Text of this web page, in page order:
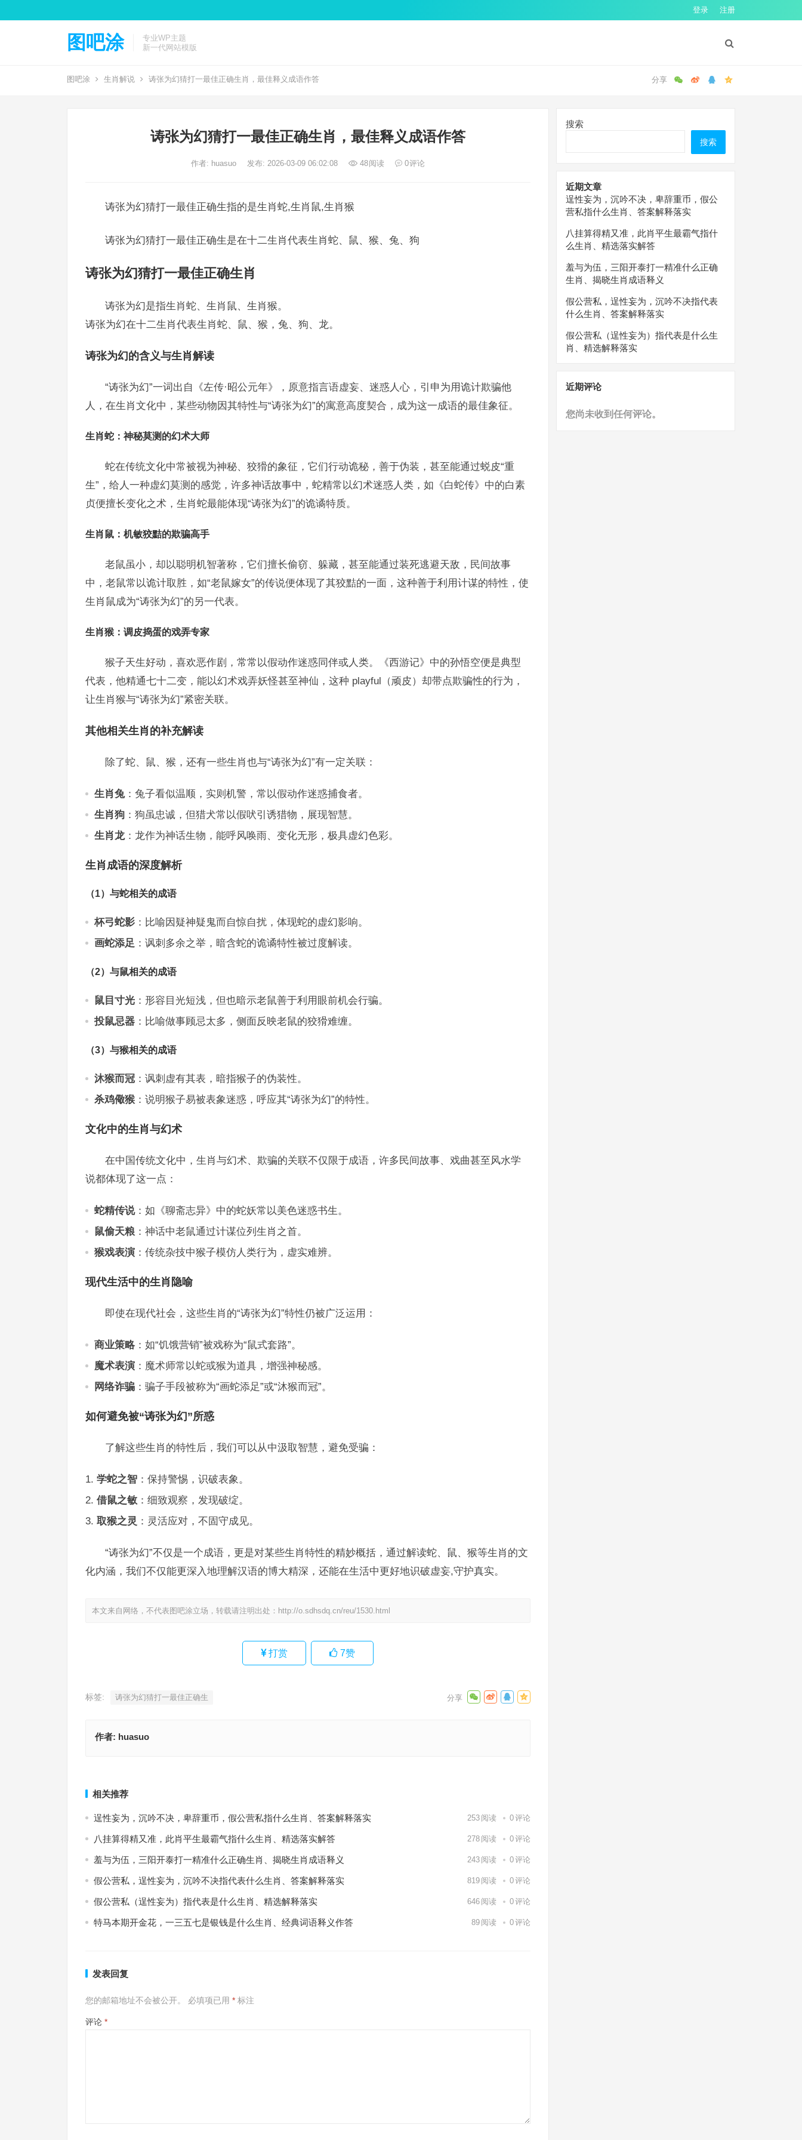
登录 注册
图吧涂
专业WP主题
新一代网站模版
图吧涂 生肖解说 诪张为幻猜打一最佳正确生肖，最佳释义成语作答
诪张为幻猜打一最佳正确生肖，最佳释义成语作答
作者: huasuo 发布: 2026-03-09 06:02:08 48阅读 0评论
诪张为幻猜打一最佳正确生指的是生肖蛇,生肖鼠,生肖猴
诪张为幻猜打一最佳正确生是在十二生肖代表生肖蛇、鼠、猴、兔、狗
诪张为幻猜打一最佳正确生肖
诪张为幻是指生肖蛇、生肖鼠、生肖猴。
诪张为幻在十二生肖代表生肖蛇、鼠、猴，兔、狗、龙。
诪张为幻的含义与生肖解读
“诪张为幻”一词出自《左传·昭公元年》，原意指言语虚妄、迷惑人心，引申为用诡计欺骗他
人，在生肖文化中，某些动物因其特性与“诪张为幻”的寓意高度契合，成为这一成语的最佳象征。
生肖蛇：神秘莫测的幻术大师
蛇在传统文化中常被视为神秘、狡猾的象征，它们行动诡秘，善于伪装，甚至能通过蜕皮“重
生”，给人一种虚幻莫测的感觉，许多神话故事中，蛇精常以幻术迷惑人类，如《白蛇传》中的白素
贞便擅长变化之术，生肖蛇最能体现“诪张为幻”的诡谲特质。
生肖鼠：机敏狡黠的欺骗高手
老鼠虽小，却以聪明机智著称，它们擅长偷窃、躲藏，甚至能通过装死逃避天敌，民间故事
中，老鼠常以诡计取胜，如“老鼠嫁女”的传说便体现了其狡黠的一面，这种善于利用计谋的特性，使
生肖鼠成为“诪张为幻”的另一代表。
生肖猴：调皮捣蛋的戏弄专家
猴子天生好动，喜欢恶作剧，常常以假动作迷惑同伴或人类。《西游记》中的孙悟空便是典型
代表，他精通七十二变，能以幻术戏弄妖怪甚至神仙，这种 playful（顽皮）却带点欺骗性的行为，
让生肖猴与“诪张为幻”紧密关联。
其他相关生肖的补充解读
除了蛇、鼠、猴，还有一些生肖也与“诪张为幻”有一定关联：
生肖兔：兔子看似温顺，实则机警，常以假动作迷惑捕食者。
生肖狗 ：狗虽忠诚，但猎犬常以假吠引诱猎物，展现智慧。
生肖龙：龙作为神话生物，能呼风唤雨、变化无形，极具虚幻色彩。
生肖成语的深度解析
（1）与蛇相关的成语
杯弓蛇影 ：比喻因疑神疑鬼而自惊自扰，体现蛇的虚幻影响。
画蛇添足 ：讽刺多余之举，暗含蛇的诡谲特性被过度解读。
（2）与鼠相关的成语
鼠目寸光 ：形容目光短浅，但也暗示老鼠善于利用眼前机会行骗。
投鼠忌器 ：比喻做事顾忌太多，侧面反映老鼠的狡猾难缠。
（3）与猴相关的成语
沐猴而冠 ：讽刺虚有其表，暗指猴子的伪装性。
杀鸡儆猴 ：说明猴子易被表象迷惑，呼应其“诪张为幻”的特性。
文化中的生肖与幻术
在中国传统文化中，生肖与幻术、欺骗的关联不仅限于成语，许多民间故事、戏曲甚至风水学
说都体现了这一点：
蛇精传说：如《聊斋志异》中的蛇妖常以美色迷惑书生。
鼠偷天粮 ：神话中老鼠通过计谋位列生肖之首。
猴戏表演 ：传统杂技中猴子模仿人类行为，虚实难辨。
现代生活中的生肖隐喻
即使在现代社会，这些生肖的“诪张为幻”特性仍被广泛运用：
商业策略 ：如“饥饿营销”被戏称为“鼠式套路”。
魔术表演 ：魔术师常以蛇或猴为道具，增强神秘感。
网络诈骗 ：骗子手段被称为“画蛇添足”或“沐猴而冠”。
如何避免被“诪张为幻”所惑
了解这些生肖的特性后，我们可以从中汲取智慧，避免受骗：
学蛇之智 ：保持警惕，识破表象。
借鼠之敏 ：细致观察，发现破绽。
取猴之灵 ：灵活应对，不固守成见。
“诪张为幻”不仅是一个成语，更是对某些生肖特性的精妙概括，通过解读蛇、鼠、猴等生肖的文
化内涵，我们不仅能更深入地理解汉语的博大精深，还能在生活中更好地识破虚妄,守护真实。
本文来自网络，不代表图吧涂立场，转载请注明出处： http://o.sdhsdq.cn/reu/1530.html
打赏 7赞
标签: 诪张为幻猜打一最佳正确生
作者: huasuo
相关推荐
逞性妄为，沉吟不决，卑辞重币，假公营私指什么生肖、答案解释落实 253 阅读 0评论
八挂算得精又准，此肖平生最霸气指什么生肖、精选落实解答 278 阅读 0评论
羞与为伍，三阳开泰打一精准什么正确生肖、揭晓生肖成语释义 243 阅读 0评论
假公营私，逞性妄为，沉吟不决指代表什么生肖、答案解释落实 819 阅读 0评论
假公营私（逞性妄为）指代表是什么生肖、精选解释落实 646 阅读 0评论
特马本期开金花，一三五七是银钱是什么生肖、经典词语释义作答 89 阅读 0评论
发表回复
您的邮箱地址不会被公开。 必填项已用 * 标注
评论 *
搜索
搜索
近期文章
逞性妄为，沉吟不决，卑辞重币，假公
营私指什么生肖、答案解释落实
八挂算得精又准，此肖平生最霸气指什
么生肖、精选落实解答
羞与为伍，三阳开泰打一精准什么正确
生肖、揭晓生肖成语释义
假公营私，逞性妄为，沉吟不决指代表
什么生肖、答案解释落实
假公营私（逞性妄为）指代表是什么生
肖、精选解释落实
近期评论
您尚未收到任何评论。